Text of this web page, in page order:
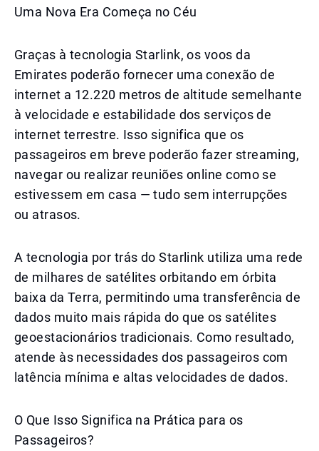
Uma Nova Era Começa no Céu
Graças à tecnologia Starlink, os voos da
Emirates poderão fornecer uma conexão de
internet a 12.220 metros de altitude semelhante
à velocidade e estabilidade dos serviços de
internet terrestre. Isso significa que os
passageiros em breve poderão fazer streaming,
navegar ou realizar reuniões online como se
estivessem em casa — tudo sem interrupções
ou atrasos.
A tecnologia por trás do Starlink utiliza uma rede
de milhares de satélites orbitando em órbita
baixa da Terra, permitindo uma transferência de
dados muito mais rápida do que os satélites
geoestacionários tradicionais. Como resultado,
atende às necessidades dos passageiros com
latência mínima e altas velocidades de dados.
O Que Isso Significa na Prática para os
Passageiros?